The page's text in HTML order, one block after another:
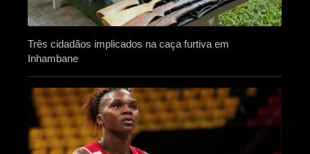
Três cidadãos implicados na caça furtiva em
Inhambane